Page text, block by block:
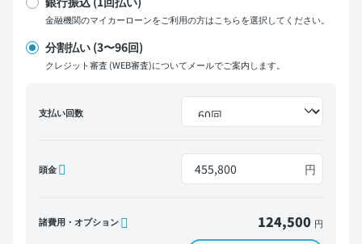
金融機関のマイカーローンをご利用の方はこちらを選択してください。
分割払い (3〜96回)
クレジット審査 (WEB審査)についてメールでご案内します。
支払い回数
頭金 円
諸費用・オプション 124,500 円